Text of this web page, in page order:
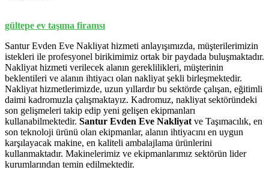
gültepe ev taşıma firamsı
Santur Evden Eve Nakliyat hizmeti anlayışımızda, müşterilerimizin
istekleri ile profesyonel birikimimiz ortak bir paydada buluşmaktadır.
Nakliyat hizmeti verilecek alanın gereklilikleri, müşterinin
beklentileri ve alanın ihtiyacı olan nakliyat şekli birleşmektedir.
Nakliyat hizmetlerimizde, uzun yıllardır bu sektörde çalışan, eğitimli
daimi kadromuzla çalışmaktayız. Kadromuz, nakliyat sektöründeki
son gelişmeleri takip edip yeni gelişen ekipmanları
kullanabilmektedir. Santur Evden Eve Nakliyat ve Taşımacılık, en
son teknoloji ürünü olan ekipmanlar, alanın ihtiyacını en uygun
karşılayacak makine, en kaliteli ambalajlama ürünlerini
kullanmaktadır. Makinelerimiz ve ekipmanlarımız sektörün lider
kurumlarından temin edilmektedir.